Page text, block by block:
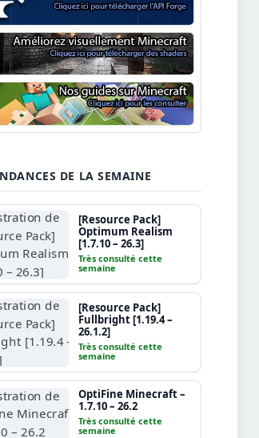
DE LA SEMAINE
[Resource Pack]
Optimum Realism
[1.7.10 – 26.3]
Très consulté cette
semaine
[Resource Pack]
Fullbright [1.19.4 –
26.1.2]
Très consulté cette
semaine
OptiFine Minecraft –
1.7.10 – 26.2
Très consulté cette
semaine